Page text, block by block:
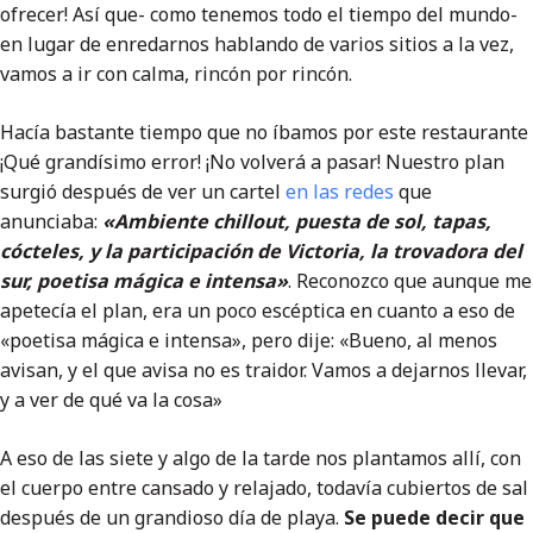
ofrecer! Así que- como tenemos todo el tiempo del mundo-
en lugar de enredarnos hablando de varios sitios a la vez,
vamos a ir con calma, rincón por rincón.
Hacía bastante tiempo que no íbamos por este restaurante
¡Qué grandísimo error! ¡No volverá a pasar! Nuestro plan
surgió después de ver un cartel en las redes que
anunciaba: «Ambiente chillout, puesta de sol, tapas,
cócteles, y la participación de Victoria, la trovadora del
sur, poetisa mágica e intensa». Reconozco que aunque me
apetecía el plan, era un poco escéptica en cuanto a eso de
«poetisa mágica e intensa», pero dije: «Bueno, al menos
avisan, y el que avisa no es traidor. Vamos a dejarnos llevar,
y a ver de qué va la cosa»
A eso de las siete y algo de la tarde nos plantamos allí, con
el cuerpo entre cansado y relajado, todavía cubiertos de sal
después de un grandioso día de playa. Se puede decir que